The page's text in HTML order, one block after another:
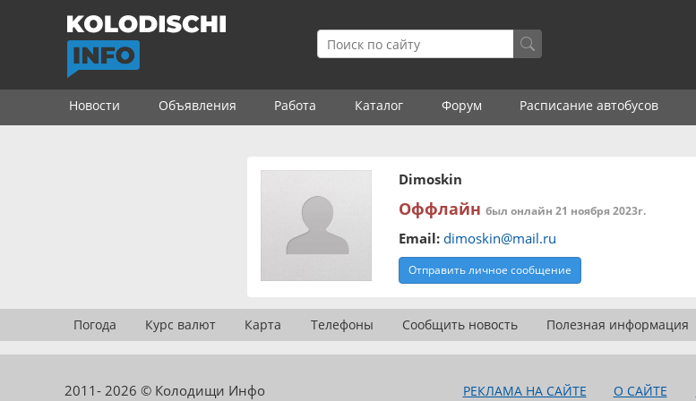
Новости Объявления Работа Каталог Форум Расписание автобусов
Dimoskin
Оффлайн был онлайн 21 ноября 2023г.
Email: dimoskin@mail.ru
Отправить личное сообщение
Погода Курс валют Карта Телефоны Сообщить новость Полезная информация
2011- 2026 © Колодищи Инфо РЕКЛАМА НА САЙТЕ О САЙТЕ